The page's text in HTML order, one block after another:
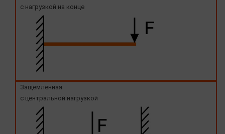
с нагрузкой на конце
Защемленная
с центральной нагрузкой